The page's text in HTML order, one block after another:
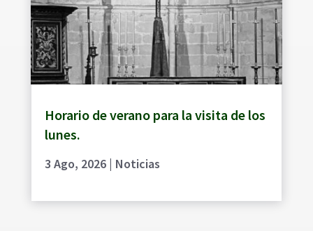
Horario de verano para la visita de los
lunes.
3 Ago, 2026| Noticias